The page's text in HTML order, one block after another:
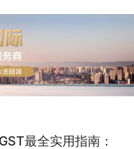
最全实用指南：